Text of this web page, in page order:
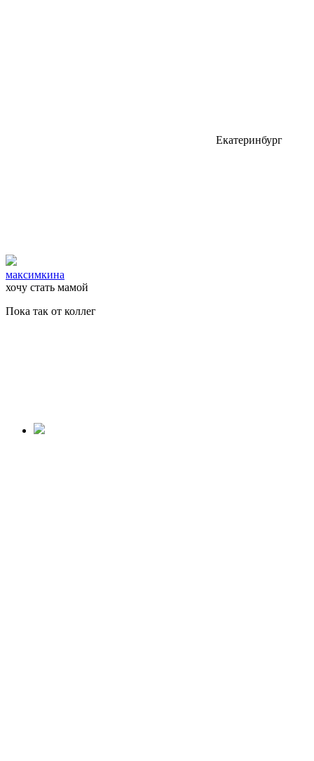
Екатеринбург
максимкина
хочу стать мамой
Пока так от коллег